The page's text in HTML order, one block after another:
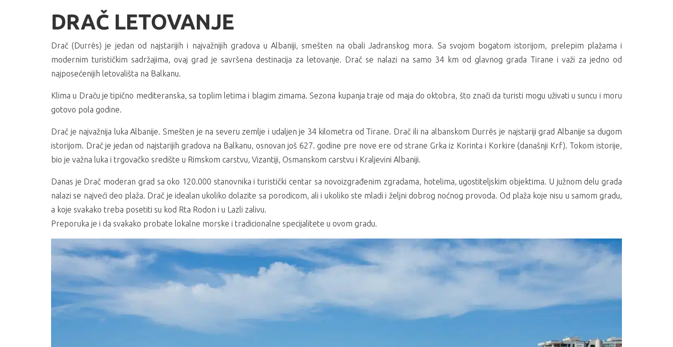
DRAČ LETOVANJE
Drač (Durrës) je jedan od najstarijih i najvažnijih gradova u Albaniji, smešten na obali Jadranskog mora. Sa svojom bogatom istorijom, prelepim plažama i
modernim turističkim sadržajima, ovaj grad je savršena destinacija za letovanje. Drač se nalazi na samo 34 km od glavnog grada Tirane i važi za jedno od
najposećenijih letovališta na Balkanu.
Klima u Draču je tipično mediteranska, sa toplim letima i blagim zimama. Sezona kupanja traje od maja do oktobra, što znači da turisti mogu uživati u suncu i moru
gotovo pola godine.
Drač je najvažnija luka Albanije. Smešten je na severu zemlje i udaljen je 34 kilometra od Tirane. Drač ili na albanskom Durrës je najstariji grad Albanije sa dugom
istorijom. Drač je jedan od najstarijih gradova na Balkanu, osnovan još 627. godine pre nove ere od strane Grka iz Korinta i Korkire (današnji Krf). Tokom istorije,
bio je važna luka i trgovačko središte u Rimskom carstvu, Vizantiji, Osmanskom carstvu i Kraljevini Albaniji.
Danas je Drač moderan grad sa oko 120.000 stanovnika i turistički centar sa novoizgrađenim zgradama, hotelima, ugostiteljskim objektima. U južnom delu grada
nalazi se najveći deo plaža. Drač je idealan ukoliko dolazite sa porodicom, ali i ukoliko ste mladi i željni dobrog noćnog provoda. Od plaža koje nisu u samom gradu,
a koje svakako treba posetiti su kod Rta Rodon i u Lazli zalivu.
Preporuka je i da svakako probate lokalne morske i tradicionalne specijalitete u ovom gradu.